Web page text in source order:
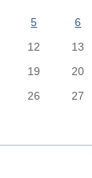
5 6
12 13
19 20
26 27